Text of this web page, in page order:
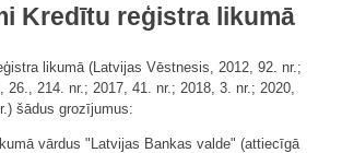
Kredītu reģistra likumā
likumā (Latvijas Vēstnesis, 2012, 92. nr.;
26., 214. nr.; 2017, 41. nr.; 2018, 3. nr.; 2020,
šādus grozījumus:
vārdus "Latvijas Bankas valde" (attiecīgā